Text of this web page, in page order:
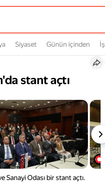
Siyaset Günün içinden İş
stant açtı
Sanayi Odası bir stant açtı.